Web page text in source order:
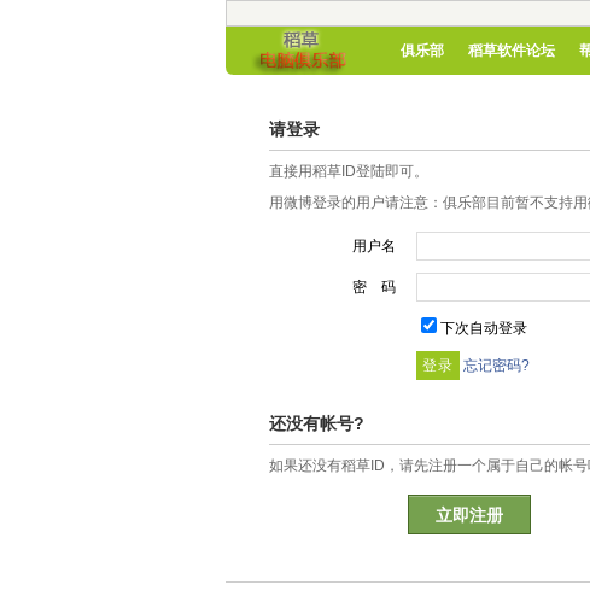
俱乐部 稻草软件论坛
请登录
直接用稻草ID登陆即可。
用微博登录的用户请注意：俱乐部目前暂不支持
用户名
密 码
下次自动登录
忘记密码?
还没有帐号?
如果还没有稻草ID，请先注册一个属于自己的帐号
立即注册